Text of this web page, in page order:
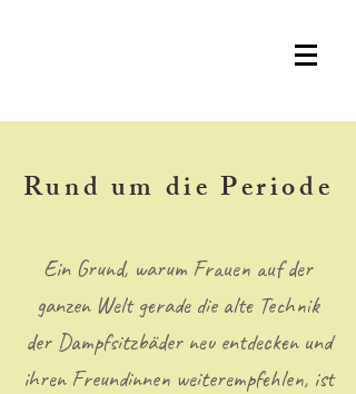
Rund um die Periode
Ein Grund, warum Frauen auf der
ganzen Welt gerade die alte Technik
der Dampfsitzbäder neu entdecken und
ihren Freundinnen weiterempfehlen, ist